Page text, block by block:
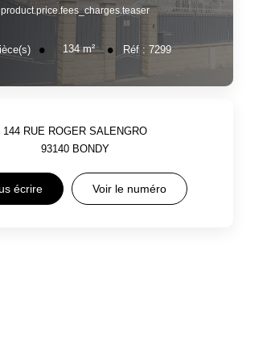
product.price.fees_charges.teaser
134m² Réf :7299
144 RUE ROGER SALENGRO
93140 BONDY
écrire Voir le numéro